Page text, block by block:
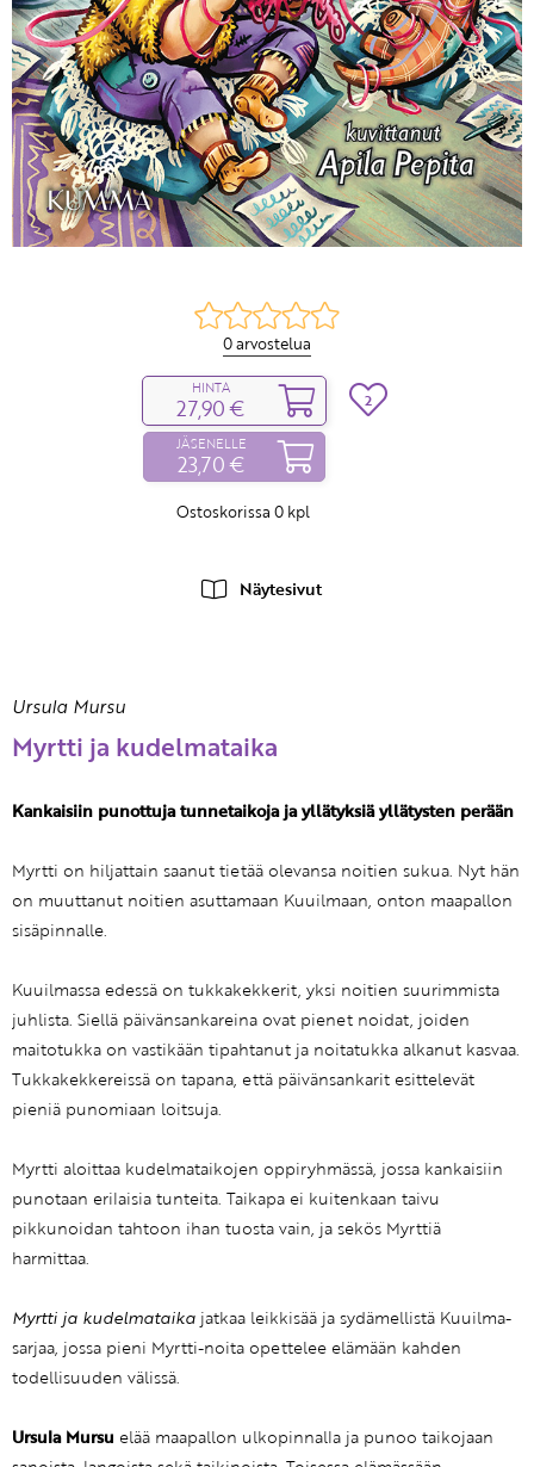
0 arvostelua
HINTA
27,90 €
JÄSENELLE
23,70 €
Ostoskorissa 0 kpl
2
Näytesivut
Ursula Mursu
Myrtti ja kudelmataika
Kankaisiin punottuja tunnetaikoja ja yllätyksiä yllätysten perään
Myrtti on hiljattain saanut tietää olevansa noitien sukua. Nyt hän
on muuttanut noitien asuttamaan Kuuilmaan, onton maapallon
sisäpinnalle.
Kuuilmassa edessä on tukkakekkerit, yksi noitien suurimmista
juhlista. Siellä päivänsankareina ovat pienet noidat, joiden
maitotukka on vastikään tipahtanut ja noitatukka alkanut kasvaa.
Tukkakekkereissä on tapana, että päivänsankarit esittelevät
pieniä punomiaan loitsuja.
Myrtti aloittaa kudelmataikojen oppiryhmässä, jossa kankaisiin
punotaan erilaisia tunteita. Taikapa ei kuitenkaan taivu
pikkunoidan tahtoon ihan tuosta vain, ja sekös Myrttiä
harmittaa.
Myrtti ja kudelmataika jatkaa leikkisää ja sydämellistä Kuuilma-
sarjaa, jossa pieni Myrtti-noita opettelee elämään kahden
todellisuuden välissä.
Ursula Mursu elää maapallon ulkopinnalla ja punoo taikojaan